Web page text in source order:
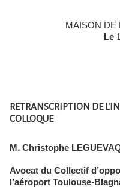
MAISON
Le
RETRANSCRIPTION DE
COLLOQUE
M. Christophe
Avocat du Collectif
l’aéroport Toulouse-